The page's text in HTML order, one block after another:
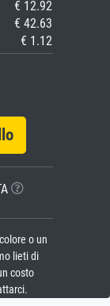
€ 12.92
€ 42.63
€ 1.12
o un
lieti di
costo